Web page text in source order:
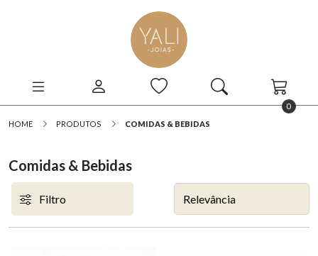
0
HOME PRODUTOS COMIDAS & BEBIDAS
Comidas & Bebidas
Filtro